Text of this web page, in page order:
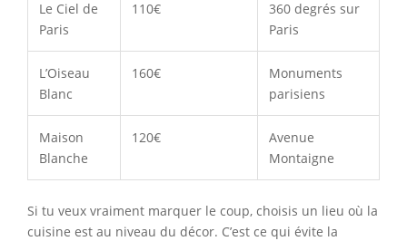
Le Ciel de
Paris
110€
360 degrés sur
Paris
L’Oiseau
Blanc
160€
Monuments
parisiens
Maison
Blanche
120€
Avenue
Montaigne
Si tu veux vraiment marquer le coup, choisis un lieu où la
cuisine est au niveau du décor. C’est ce qui évite la